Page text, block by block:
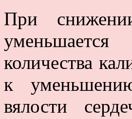
При
уменьшается
количества
к
вялости